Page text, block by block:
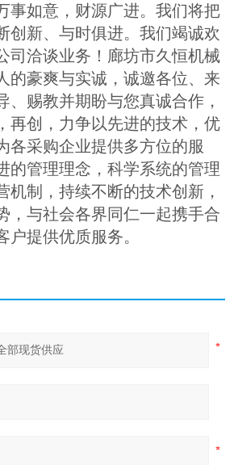
事如意，财源广进。我们将把
创新、与时俱进。我们竭诚欢
司洽谈业务！廊坊市久恒机械
的豪爽与实诚，诚邀各位、来
、赐教并期盼与您真诚合作，
再创，力争以先进的技术，优
各采购企业提供多方位的服
的管理理念，科学系统的管理
机制，持续不断的技术创新，
，与社会各界同仁一起携手合
户提供优质服务。